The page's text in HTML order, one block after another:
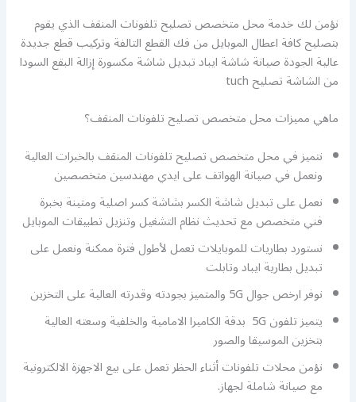
نؤمن لك خدمة محل متخصص تصليح تلفونات المنقف الذي يقوم
بتصليح كافة اعطال الموبايل من فك القطع التالفة وتركيب قطع جديدة
عالية الجودة صيانة شاشة ايباد تبديل شاشة مكسورة إزالة البقع السودا
من الشاشة تصليح tuch
ماهي مميزات محل متخصص تصليح تلفونات المنقف؟
نتميز في محل متخصص تصليح تلفونات المنقف بالخبرات العالية
ونعمل في صيانة الهواتف على ايدي مهندسين متخصصين
نعمل على تبديل شاشة الكسر بشاشة كسر اصلية ومتينة بخبرة
فني متخصص مع تحديث نظام التشغيل وتنزيل تطبيقات الموبايل
نستورد بطاريات للموبايلات تعمل لأطول فترة ممكنة ونعمل على
تبديل بطارية ايباد وتابلت
نوفر ارخص جوال 5G والمتميز بجودته وقدرته العالية على التخزين
يتميز تلفون 5G بدقة الكاميرا الامامية والخلفية وسعته العالية
بتخزين الموسيقا والصور
نؤمن محلات تلفونات أثناء الحظر تعمل على بيع الاجهزة الالكترونية
مع صيانة شاملة لجهاز.